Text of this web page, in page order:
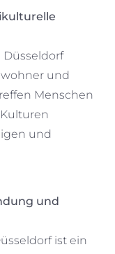
Düsseldorf
und
Menschen
und
und
ist ein